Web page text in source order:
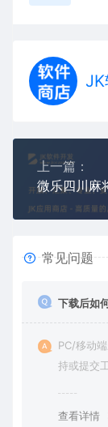
上一篇：
常见问题
下载后如
PC/移动
持或提交
查看详情